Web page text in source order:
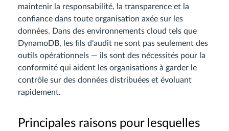
maintenir la responsabilité, la transparence et la
confiance dans toute organisation axée sur les
données. Dans des environnements cloud tels que
DynamoDB, les fils d’audit ne sont pas seulement des
outils opérationnels — ils sont des nécessités pour la
conformité qui aident les organisations à garder le
contrôle sur des données distribuées et évoluant
rapidement.
Principales raisons pour lesquelles